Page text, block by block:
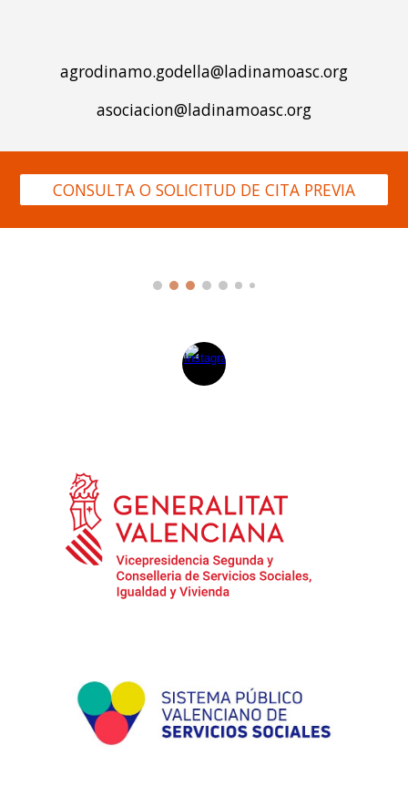
agrodinamo.godella@ladinamoasc.org
asociacion@ladinamoasc.org
CONSULTA O SOLICITUD DE CITA PREVIA